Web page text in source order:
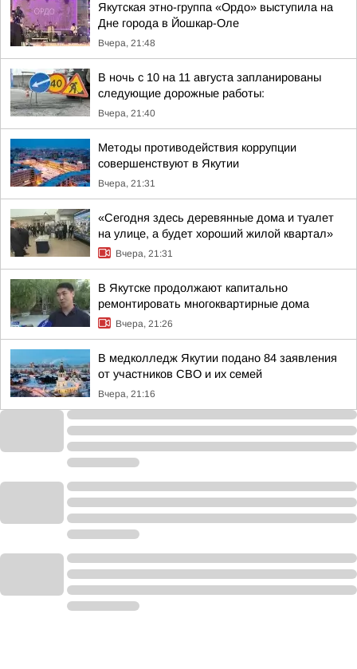
Якутская этно-группа «Ордо» выступила на
Дне города в Йошкар-Оле
Вчера, 21:48
В ночь с 10 на 11 августа запланированы
следующие дорожные работы:
Вчера, 21:40
Методы противодействия коррупции
совершенствуют в Якутии
Вчера, 21:31
«Сегодня здесь деревянные дома и туалет
на улице, а будет хороший жилой квартал»
Вчера, 21:31
В Якутске продолжают капитально
ремонтировать многоквартирные дома
Вчера, 21:26
В медколледж Якутии подано 84 заявления
от участников СВО и их семей
Вчера, 21:16